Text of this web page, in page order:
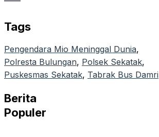
Tags
Pengendara Mio Meninggal Dunia
Polresta Bulungan, Polsek Sekatak
Puskesmas Sekatak, Tabrak Bus Damri
Berita
Populer